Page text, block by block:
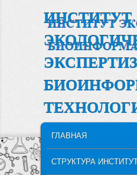
ИНСТИТУТ
SKIP TO PRIMARY
SKIP TO SECONDARY
ГЛАВНАЯ
СТРУКТУРА